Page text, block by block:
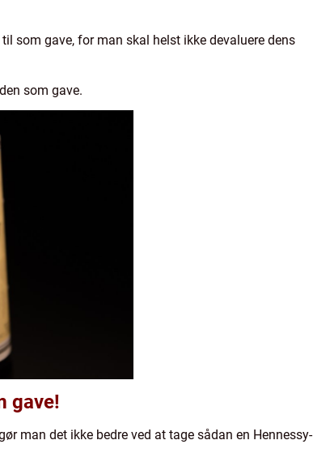
som gave, for man skal helst ikke devaluere dens
som gave.
gave!
man det ikke bedre ved at tage sådan en Hennessy-